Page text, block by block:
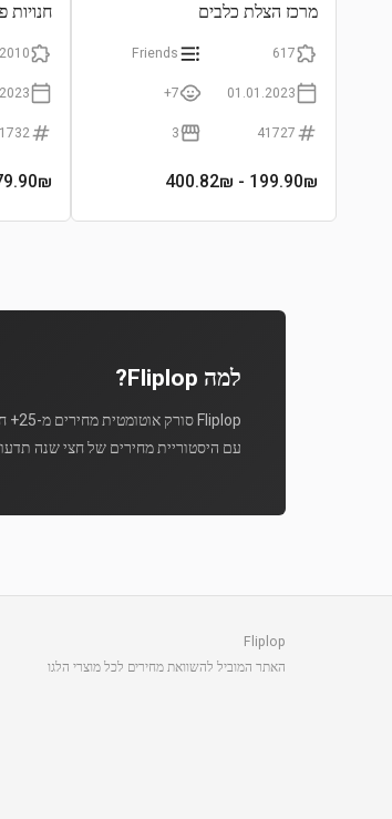
מרכז הצלת כלבים
617
Friends
01.01.2023
7+
41727
3
199.90₪
- 400.82₪
חנויות
2010
₪
למה Fliplop?
Fliplop סורק אוטומטית מחירים מ-25+ חנויות לגו ישראליות מספר פעמים ביום.
עם היסטוריית מחירים של חצי שנה
Fliplop
האתר המוביל להשוואת מחירים לכל מוצרי הלגו